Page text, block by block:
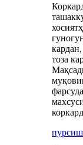
тоза
пурсиш